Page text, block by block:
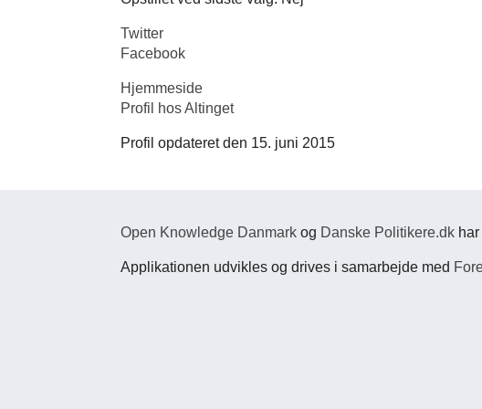
Twitter
Facebook
Hjemmeside
Profil hos Altinget
Profil opdateret den 15. juni 2015
Open Knowledge Danmark og Danske Politikere.dk
Applikationen udvikles og drives i samarbejde med